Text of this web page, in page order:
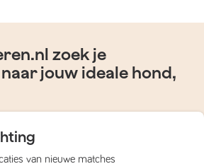
zoek je
jouw ideale hond,
van nieuwe matches